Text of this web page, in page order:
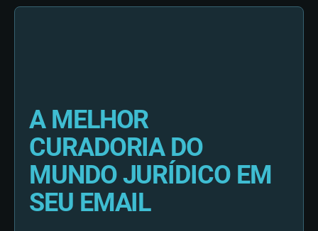
A MELHOR
CURADORIA DO
MUNDO JURÍDICO EM
SEU EMAIL